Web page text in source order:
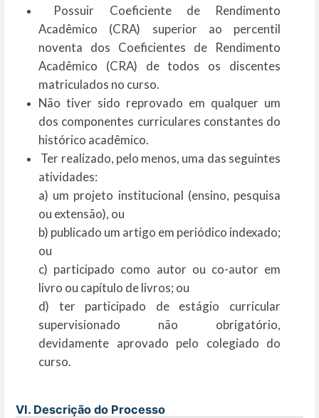
Possuir Coeficiente de Rendimento
Acadêmico (CRA) superior ao percentil
noventa dos Coeficientes de Rendimento
Acadêmico (CRA) de todos os discentes
matriculados no curso.
Não tiver sido reprovado em qualquer um
dos componentes curriculares constantes do
histórico acadêmico.
Ter realizado, pelo menos, uma das seguintes
atividades:
a) um projeto institucional (ensino, pesquisa
ou extensão), ou
b) publicado um artigo em periódico indexado;
ou
c) participado como autor ou co-autor em
livro ou capítulo de livros; ou
d) ter participado de estágio curricular
supervisionado não obrigatório,
devidamente aprovado pelo colegiado do
curso.
VI. Descrição do Processo